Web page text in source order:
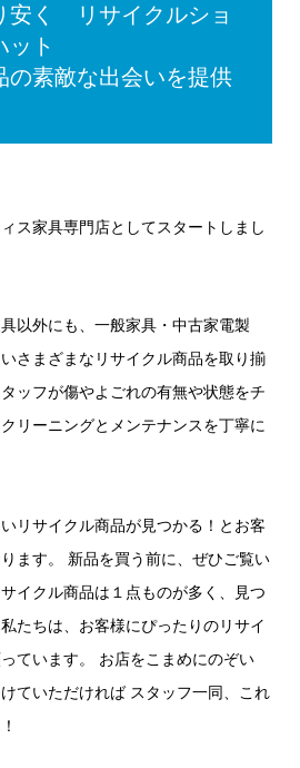
安く リサイクルショ
ット
の素敵な出会いを提供
ス家具専門店としてスタートしまし
以外にも、一般家具・中古家電製
さまざまなリサイクル商品を取り揃
ッフが傷やよごれの有無や状態をチ
リーニングとメンテナンスを丁寧に
リサイクル商品が見つかる！とお客
ます。 新品を買う前に、ぜひご覧い
イクル商品は１点ものが多く、見つ
たちは、お客様にぴったりのリサイ
ています。 お店をこまめにのぞい
ていただければ スタッフ一同、これ